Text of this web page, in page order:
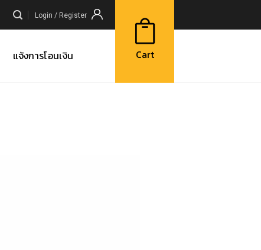
Login / Register
Cart
แจ้งการโอนเงิน